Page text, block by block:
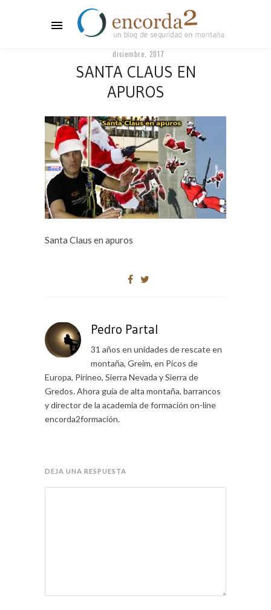
diciembre, 2017
SANTA CLAUS EN
APUROS
Santa Claus en apuros
Pedro Partal
31 años en unidades de rescate en
montaña, Greim, en Picos de
Europa, Pirineo, Sierra Nevada y Sierra de
Gredos. Ahora guía de alta montaña, barrancos
y director de la academia de formación on-line
encorda2formación.
DEJA UNA RESPUESTA